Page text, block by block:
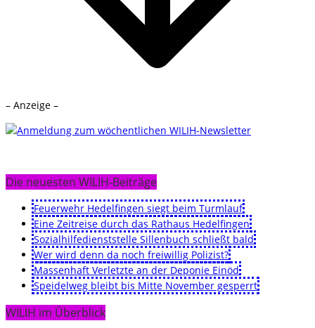
– Anzeige –
Die neuesten WILIH-Beiträge
Feuerwehr Hedelfingen siegt beim Turmlauf
Eine Zeitreise durch das Rathaus Hedelfingen
Sozialhilfedienststelle Sillenbuch schließt bald
Wer wird denn da noch freiwillig Polizist?
Massenhaft Verletzte an der Deponie Einöd
Speidelweg bleibt bis Mitte November gesperrt
WILIH im Überblick